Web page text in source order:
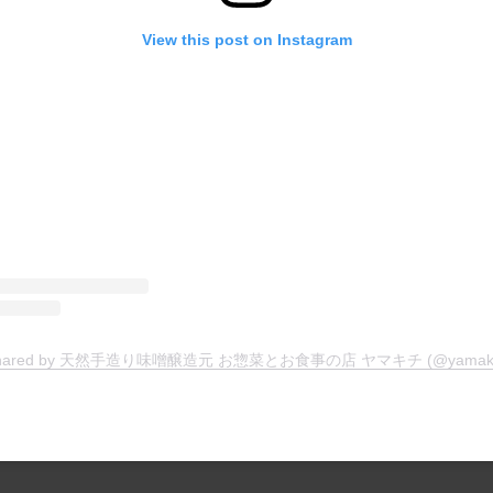
View this post on Instagram
by 天然手造り味噌醸造元 お惣菜とお食事の店 ヤマキチ